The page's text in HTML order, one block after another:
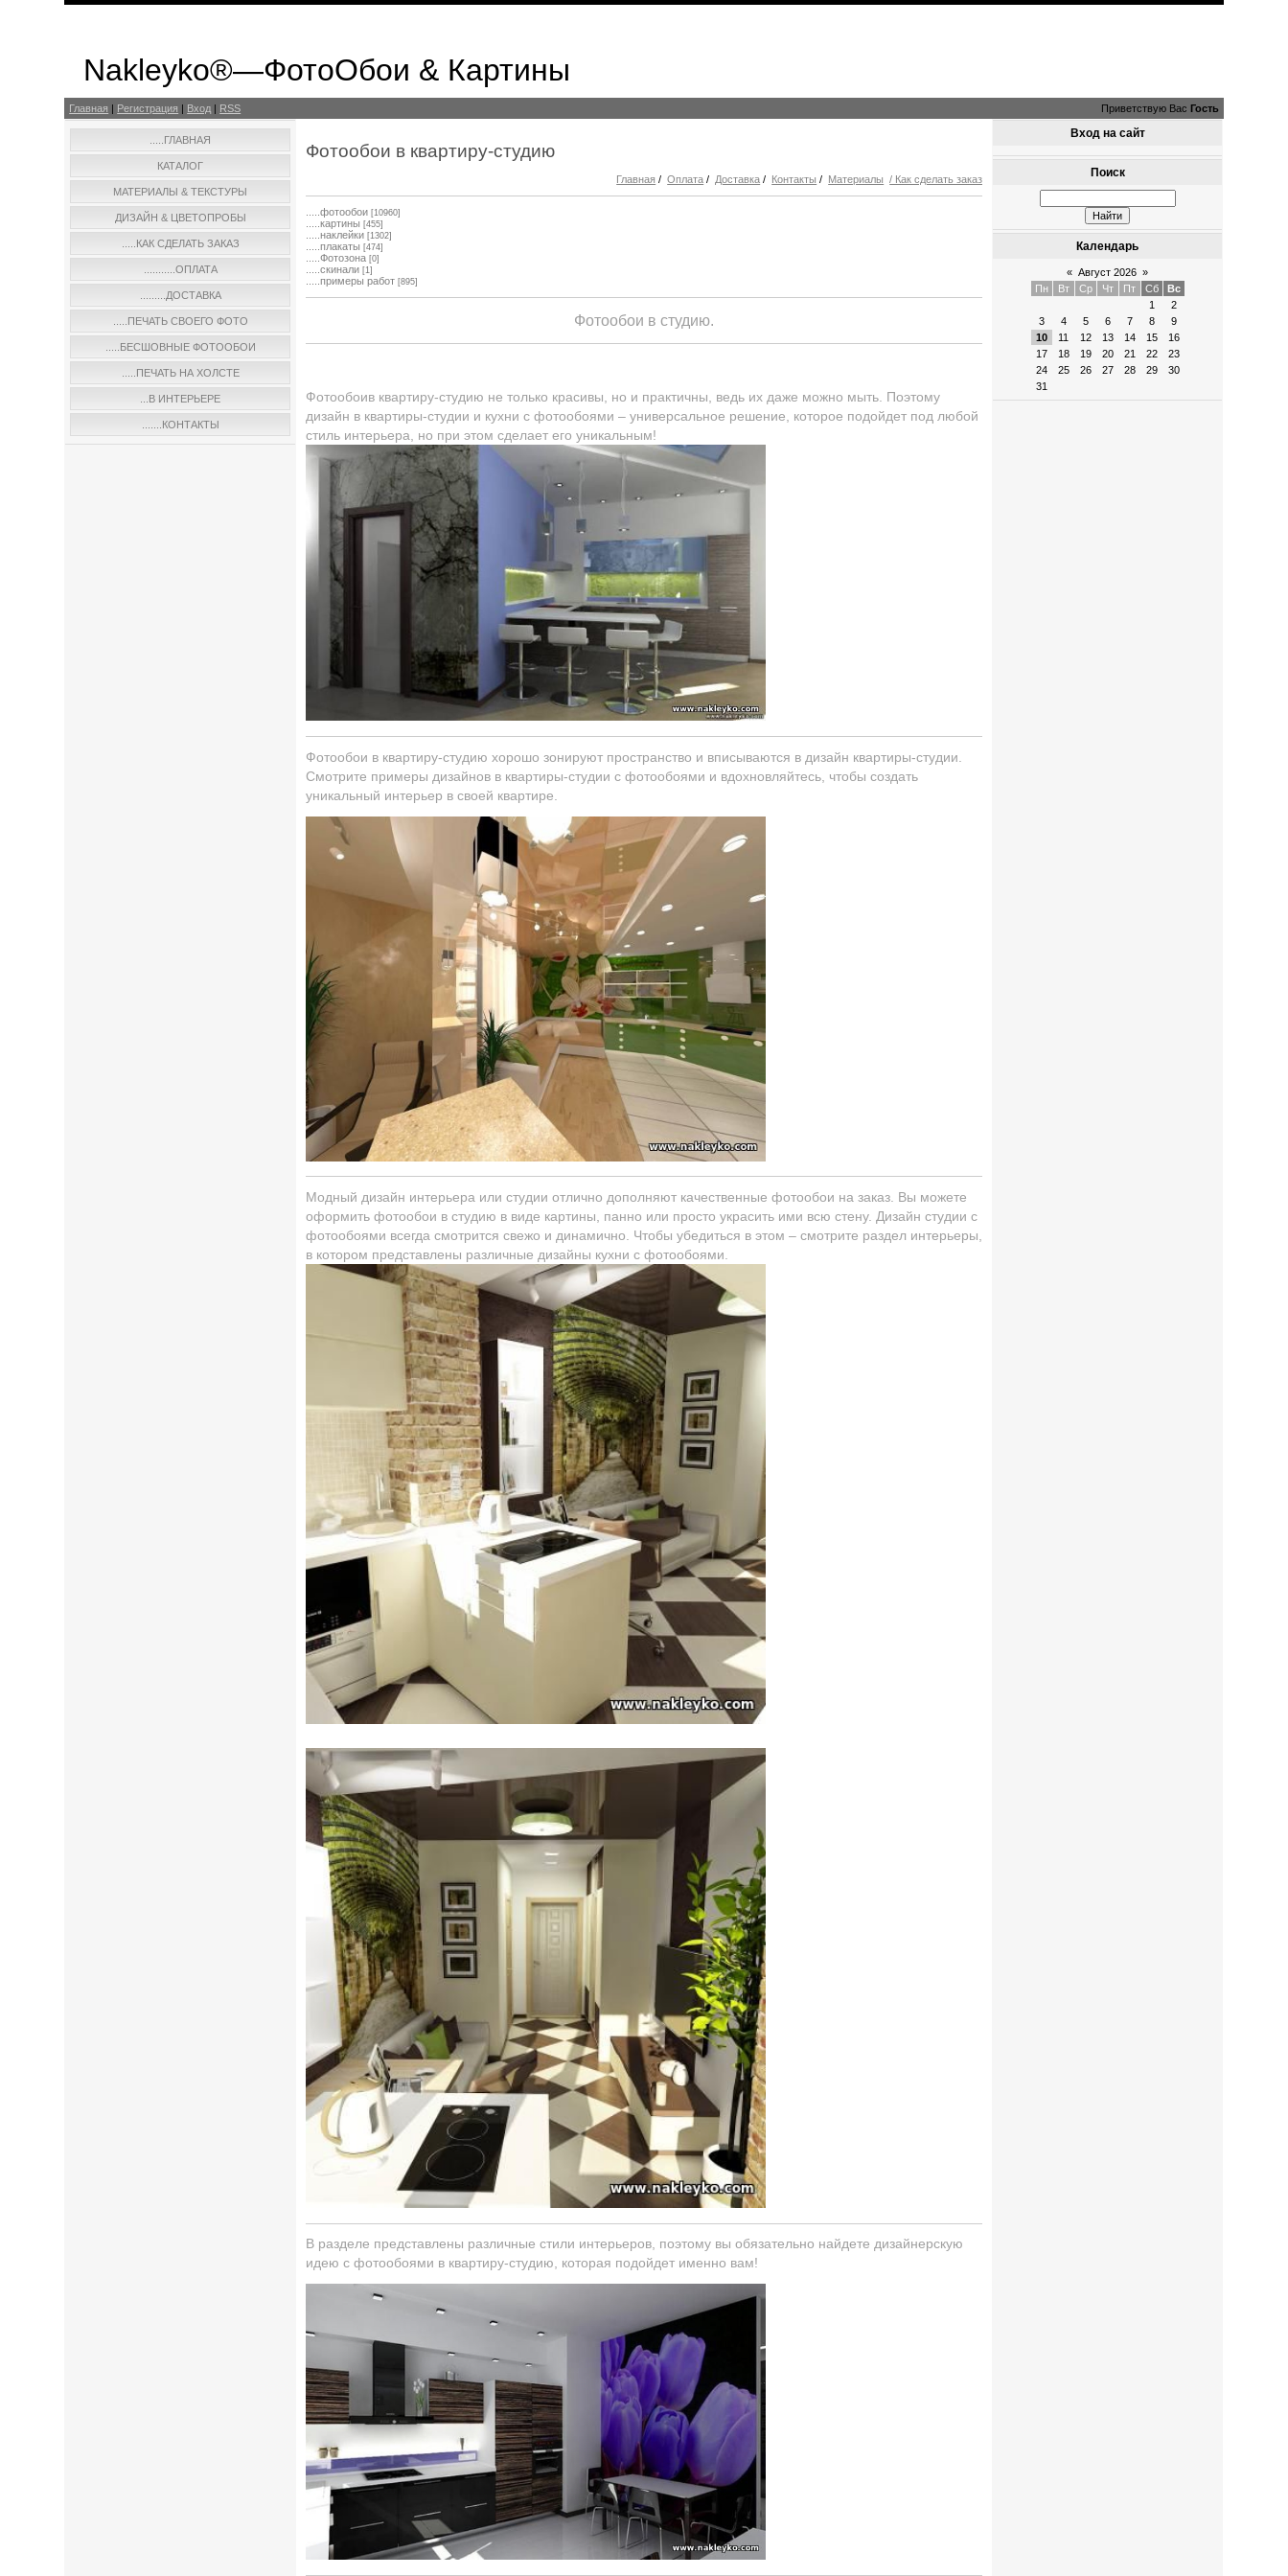
Nakleyko®—ФотоОбои & Картины
Главная | Регистрация | Вход | RSS Приветствую Вас Гость
.....ГЛАВНАЯ
КАТАЛОГ
МАТЕРИАЛЫ & ТЕКСТУРЫ
ДИЗАЙН & ЦВЕТОПРОБЫ
.....КАК СДЕЛАТЬ ЗАКАЗ
...........ОПЛАТА
.........ДОСТАВКА
.....ПЕЧАТЬ СВОЕГО ФОТО
.....БЕСШОВНЫЕ ФОТООБОИ
.....ПЕЧАТЬ НА ХОЛСТЕ
...В ИНТЕРЬЕРЕ
.......КОНТАКТЫ
Фотообои в квартиру-студию
Главная /Оплата / Доставка / Контакты / Материалы / Как сделать заказ
.....фотообои [10960]
.....картины [455]
.....наклейки [1302]
.....плакаты [474]
.....Фотозона [0]
.....скинали [1]
.....примеры работ [895]
Фотообои в студию.
Фотообоив квартиру-студию не только красивы, но и практичны, ведь их даже можно мыть. Поэтому
дизайн в квартиры-студии и кухни с фотообоями – универсальное решение, которое подойдет под любой
стиль интерьера, но при этом сделает его уникальным!
Фотообои в квартиру-студию хорошо зонируют пространство и вписываются в дизайн квартиры-студии.
Смотрите примеры дизайнов в квартиры-студии с фотообоями и вдохновляйтесь, чтобы создать
уникальный интерьер в своей квартире.
Модный дизайн интерьера или студии отлично дополняют качественные фотообои на заказ. Вы можете
оформить фотообои в студию в виде картины, панно или просто украсить ими всю стену. Дизайн студии с
фотообоями всегда смотрится свежо и динамично. Чтобы убедиться в этом – смотрите раздел интерьеры,
в котором представлены различные дизайны кухни с фотообоями.
В разделе представлены различные стили интерьеров, поэтому вы обязательно найдете дизайнерскую
идею с фотообоями в квартиру-студию, которая подойдет именно вам!
Вход на сайт
Поиск
Календарь
« Август 2026 »
Пн
Вт Ср Чт Пт Сб
Вс
1
2
3
4 5 6 7 8
9
10
11 12 13 14 15
16
17
18 19 20 21 22
23
24
25 26 27 28 29
30
31